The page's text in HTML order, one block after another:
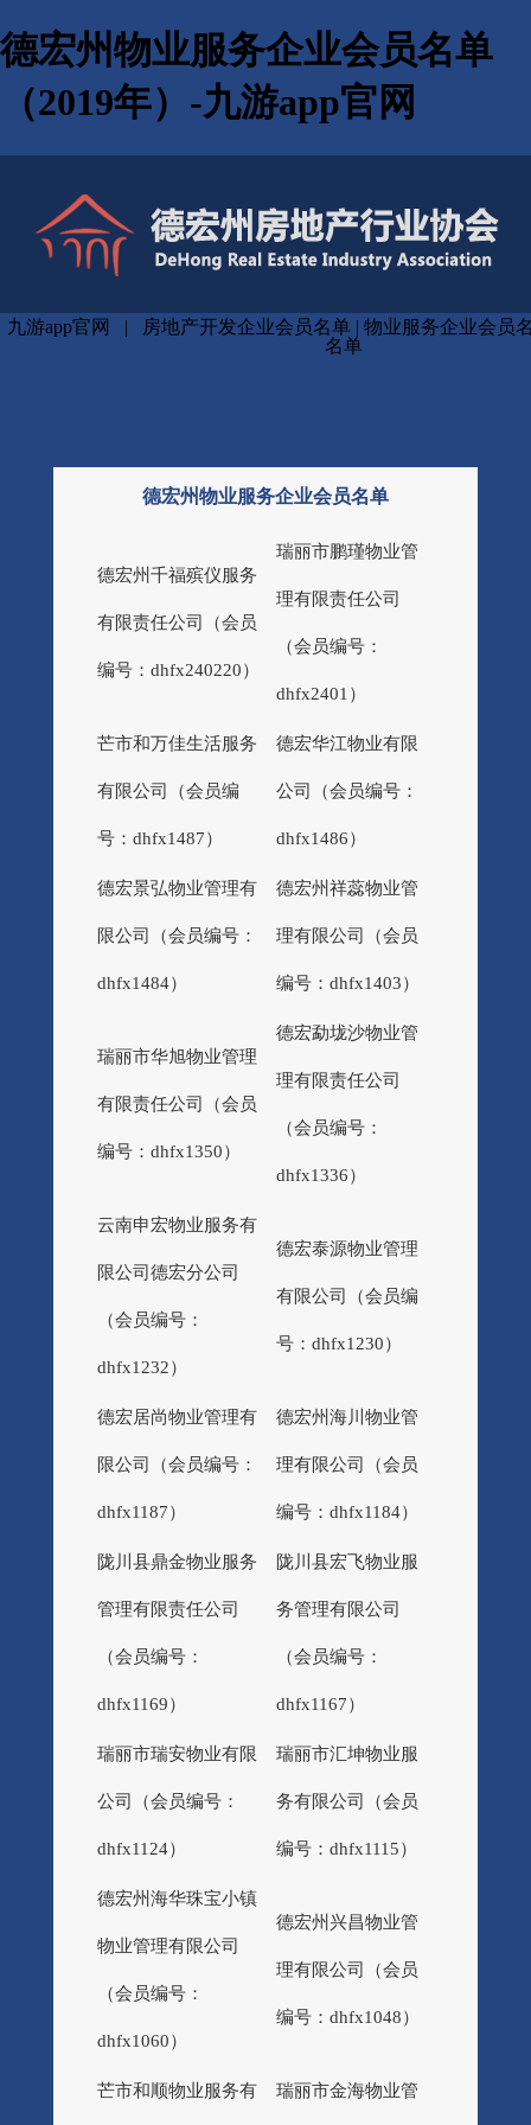
德宏州物业服务企业会员名单
（2019年）-九游app官网
九游app官网 | 房地产开发企业会员名单 | 物业服务企业会员
名单
德宏州物业服务企业会员名单
德宏州千福殡仪服务
有限责任公司（会员
编号：dhfx240220）
瑞丽市鹏瑾物业管
理有限责任公司
（会员编号：
dhfx2401）
芒市和万佳生活服务
有限公司（会员编
号：dhfx1487）
德宏华江物业有限
公司（会员编号：
dhfx1486）
德宏景弘物业管理有
限公司（会员编号：
dhfx1484）
德宏州祥蕊物业管
理有限公司（会员
编号：dhfx1403）
瑞丽市华旭物业管理
有限责任公司（会员
编号：dhfx1350）
德宏勐垅沙物业管
理有限责任公司
（会员编号：
dhfx1336）
云南申宏物业服务有
限公司德宏分公司
（会员编号：
dhfx1232）
德宏泰源物业管理
有限公司（会员编
号：dhfx1230）
德宏居尚物业管理有
限公司（会员编号：
dhfx1187）
德宏州海川物业管
理有限公司（会员
编号：dhfx1184）
陇川县鼎金物业服务
管理有限责任公司
（会员编号：
dhfx1169）
陇川县宏飞物业服
务管理有限公司
（会员编号：
dhfx1167）
瑞丽市瑞安物业有限
公司（会员编号：
dhfx1124）
瑞丽市汇坤物业服
务有限公司（会员
编号：dhfx1115）
德宏州海华珠宝小镇
物业管理有限公司
（会员编号：
dhfx1060）
德宏州兴昌物业管
理有限公司（会员
编号：dhfx1048）
芒市和顺物业服务有 瑞丽市金海物业管